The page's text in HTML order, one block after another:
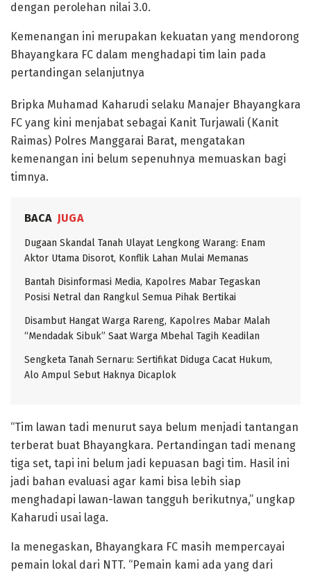
dengan perolehan nilai 3.0.
Kemenangan ini merupakan kekuatan yang mendorong
Bhayangkara FC dalam menghadapi tim lain pada
pertandingan selanjutnya
Bripka Muhamad Kaharudi selaku Manajer Bhayangkara
FC yang kini menjabat sebagai Kanit Turjawali (Kanit
Raimas) Polres Manggarai Barat, mengatakan
kemenangan ini belum sepenuhnya memuaskan bagi
timnya.
BACA JUGA
Dugaan Skandal Tanah Ulayat Lengkong Warang: Enam
Aktor Utama Disorot, Konflik Lahan Mulai Memanas
Bantah Disinformasi Media, Kapolres Mabar Tegaskan
Posisi Netral dan Rangkul Semua Pihak Bertikai
Disambut Hangat Warga Rareng, Kapolres Mabar Malah
“Mendadak Sibuk” Saat Warga Mbehal Tagih Keadilan
Sengketa Tanah Sernaru: Sertifikat Diduga Cacat Hukum,
Alo Ampul Sebut Haknya Dicaplok
“Tim lawan tadi menurut saya belum menjadi tantangan
terberat buat Bhayangkara. Pertandingan tadi menang
tiga set, tapi ini belum jadi kepuasan bagi tim. Hasil ini
jadi bahan evaluasi agar kami bisa lebih siap
menghadapi lawan-lawan tangguh berikutnya,” ungkap
Kaharudi usai laga.
Ia menegaskan, Bhayangkara FC masih mempercayai
pemain lokal dari NTT. “Pemain kami ada yang dari